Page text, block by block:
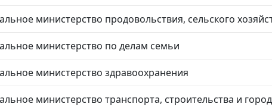
министерство продовольствия, сельского
министерство по делам семьи
министерство здравоохранения
министерство транспорта, строительства и